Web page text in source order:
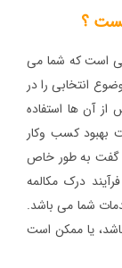
است که شما می
انتخابی را در
از آن ‌ها استفاده
بهبود کسب وکار
گفت به طور خاص
درک مکالمه
شما می باشد.
یا ممکن است